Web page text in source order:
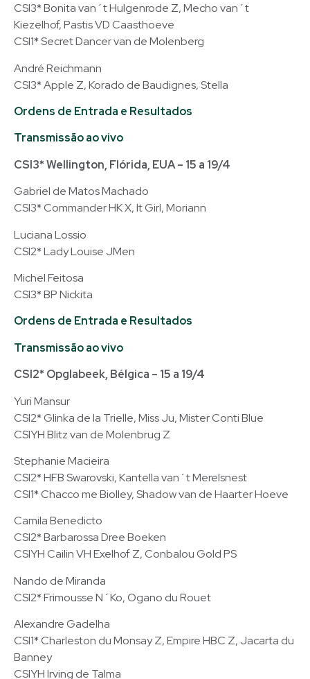
CSI3* Bonita van´t Hulgenrode Z, Mecho van´t
Kiezelhof, Pastis VD Caasthoeve
CSI1* Secret Dancer van de Molenberg
André Reichmann
CSI3* Apple Z, Korado de Baudignes, Stella
Ordens de Entrada e Resultados
Transmissão ao vivo
CSI3* Wellington, Flórida, EUA – 15 a 19/4
Gabriel de Matos Machado
CSI3* Commander HK X, It Girl, Moriann
Luciana Lossio
CSI2* Lady Louise JMen
Michel Feitosa
CSI3* BP Nickita
Ordens de Entrada e Resultados
Transmissão ao vivo
CSI2* Opglabeek, Bélgica – 15 a 19/4
Yuri Mansur
CSI2* Glinka de la Trielle, Miss Ju, Mister Conti Blue
CSIYH Blitz van de Molenbrug Z
Stephanie Macieira
CSI2* HFB Swarovski, Kantella van´t Merelsnest
CSI1* Chacco me Biolley, Shadow van de Haarter Hoeve
Camila Benedicto
CSI2* Barbarossa Dree Boeken
CSIYH Cailin VH Exelhof Z, Conbalou Gold PS
Nando de Miranda
CSI2* Frimousse N´Ko, Ogano du Rouet
Alexandre Gadelha
CSI1* Charleston du Monsay Z, Empire HBC Z, Jacarta du
Banney
CSIYH Irving de Talma